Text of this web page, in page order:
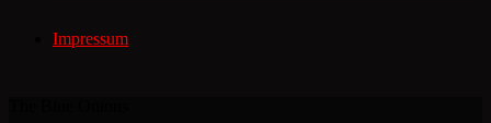
Impressum